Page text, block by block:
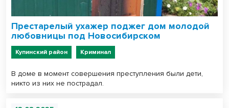
Престарелый ухажер поджег дом молодой
любовницы под Новосибирском
Купинский район Криминал
В доме в момент совершения преступления были дети,
никто из них не пострадал.